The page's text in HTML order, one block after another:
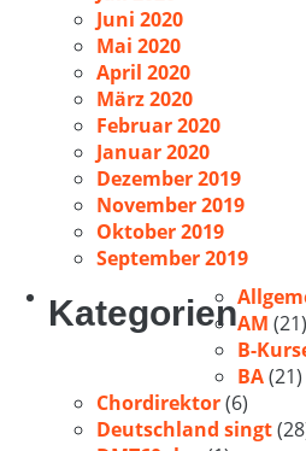
Juni 2020
Mai 2020
April 2020
März 2020
Februar 2020
Januar 2020
Dezember 2019
November 2019
Oktober 2019
September 2019
KategorienAM (21)
B-
BA(21)
Chordirektor(6)
Deutschland singt